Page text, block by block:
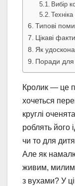
Вибір
Типові
Цікаві
Як
Поради для
Кролик — це
хочеться
круглі
роблять його
чи то для
Але як
живим, милим
з вухами? У